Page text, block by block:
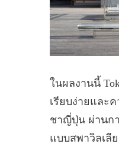
ในผลงานนี้
เรียบง่ายและ
ชาญี่ปุ่น ผ่านก
แบบสพาวิลเลี